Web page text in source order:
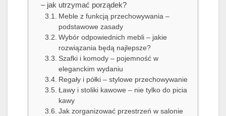
– jak utrzymać porządek?
Meble z funkcją przechowywania –
podstawowe zasady
Wybór odpowiednich mebli – jakie
rozwiązania będą najlepsze?
Szafki i komody – pojemność w
eleganckim wydaniu
Regały i półki – stylowe przechowywanie
Ławy i stoliki kawowe – nie tylko do picia
kawy
Jak zorganizować przestrzeń w salonie